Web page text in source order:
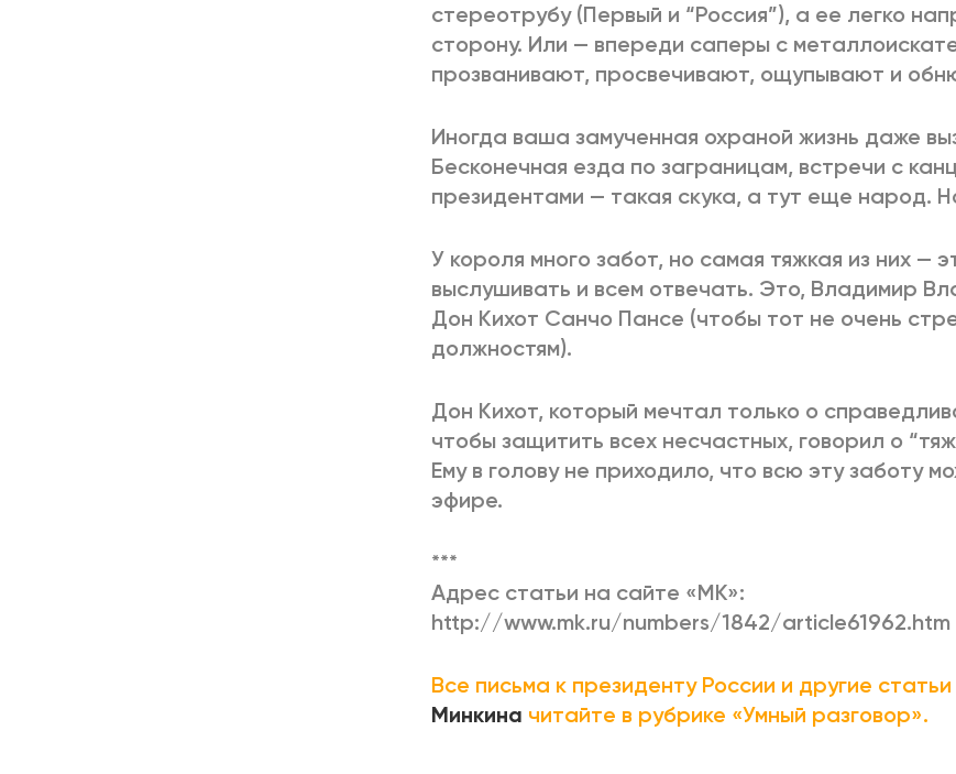
стереотрубу (Первый и “Россия”), а ее легко
сторону. Или — впереди саперы с
прозванивают, просвечивают, ощупывают и
Иногда ваша замученная охраной жизнь даже
Бесконечная езда по заграницам, встречи с
президентами — такая скука, а тут еще народ.
У короля много забот, но самая тяжкая из них —
выслушивать и всем отвечать. Это, Владимир
Дон Кихот Санчо Пансе (чтобы тот не очень
должностям).
Дон Кихот, который мечтал только о
чтобы защитить всех несчастных, говорил о
Ему в голову не приходило, что всю эту заботу
эфире.
***
Адрес статьи на сайте «МК»:
http://www.mk.ru/numbers/1842/article61962.htm
Все письма к президенту России и другие статьи
Минкина читайте в рубрике «Умный разговор».